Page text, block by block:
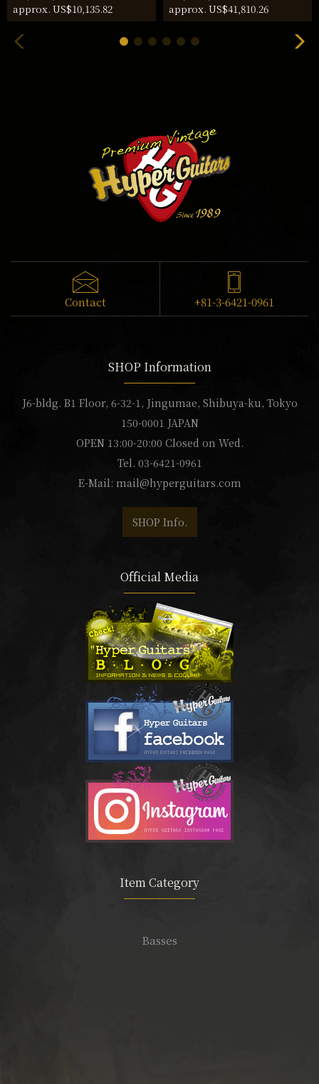
approx. US$10,135.82 approx. US$41,810.26
Contact +81-3-6421-0961
SHOP Information
J6-bldg. B1 Floor, 6-32-1, Jingumae, Shibuya-ku, Tokyo
150-0001 JAPAN
OPEN 13:00-20:00 Closed on Wed.
Tel. 03-6421-0961
E-Mail: mail@hyperguitars.com
SHOP Info.
Official Media
Item Category
Basses